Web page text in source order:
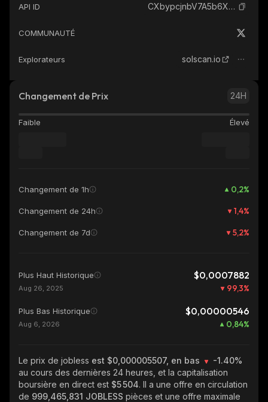
API ID CXbypcjnbV7A5b6XqfkUCUkLiD3czHXoxAsWBYa4pump_solana
COMMUNAUTÉ
Explorateurs solscan.io
Changement de Prix 24H
Faible Élevé
Changement de 1h 0,2%
Changement de 24h 1,4%
Changement de 7d 5,2%
Plus Haut Historique $0,0007882
Aug 26, 2025 99,3%
Plus Bas Historique $0,00000546
Aug 6, 2026 0,84%
Le prix de jobless est $0,000005507, en bas
-1.40%
au cours des dernières 24 heures, et la capitalisation
boursière en direct est $5 504. Il a une offre en circulation
de 999,465,831 JOBLESS pièces et une offre maximale